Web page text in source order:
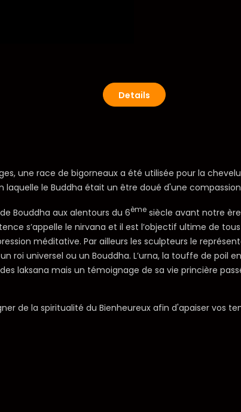
Details
une race de bigorneaux a été utilisée pour la
le Buddha était un être doué d'une
Bouddha aux alentours du 6ème siècle avant notre
s’appelle le nirvana et il est l’objectif ultime de
méditative. Par ailleurs les sculpteurs le
universel ou un Bouddha. L’urna, la touffe de poil
laksana mais un témoignage de sa vie princière
de la spiritualité du Bienheureux afin d'apaiser vos